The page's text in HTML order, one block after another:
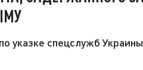
указке спецслужб